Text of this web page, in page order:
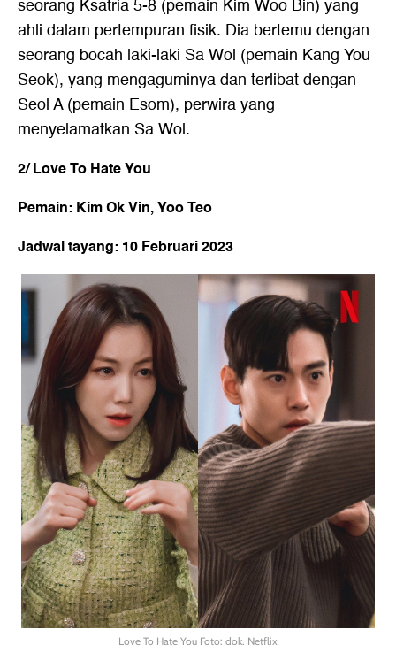
seorang Ksatria 5-8 (pemain Kim Woo Bin) yang
ahli dalam pertempuran fisik. Dia bertemu dengan
seorang bocah laki-laki Sa Wol (pemain Kang You
Seok), yang mengaguminya dan terlibat dengan
Seol A (pemain Esom), perwira yang
menyelamatkan Sa Wol.
2/ Love To Hate You
Pemain: Kim Ok Vin, Yoo Teo
Jadwal tayang: 10 Februari 2023
Love To Hate You Foto: dok. Netflix